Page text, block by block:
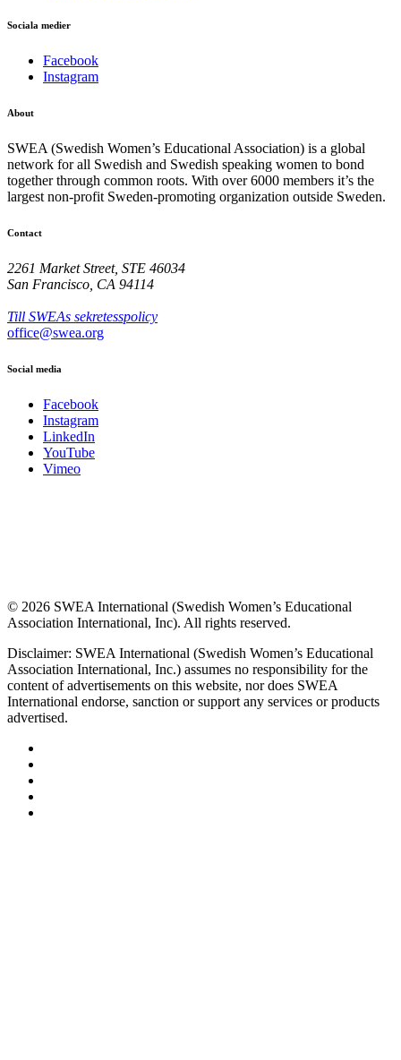
Sociala medier
Facebook
Instagram
About
SWEA (Swedish Women’s Educational Association) is a global
network for all Swedish and Swedish speaking women to bond
together through common roots. With over 6000 members it’s the
largest non-profit Sweden-promoting organization outside Sweden.
Contact
2261 Market Street, STE 46034
San Francisco, CA 94114
Till SWEAs sekretesspolicy
office@swea.org
Social media
Facebook
Instagram
LinkedIn
YouTube
Vimeo
© 2026 SWEA International (Swedish Women’s Educational
Association International, Inc). All rights reserved.
Disclaimer: SWEA International (Swedish Women’s Educational
Association International, Inc.) assumes no responsibility for the
content of advertisements on this website, nor does SWEA
International endorse, sanction or support any services or products
advertised.